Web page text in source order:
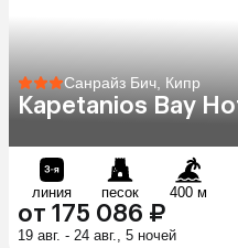
Санрайз Бич, Кипр
Kapetanios Bay
линия песок 400 м
от 175 086 ₽
19 авг. - 24 авг., 5 ночей